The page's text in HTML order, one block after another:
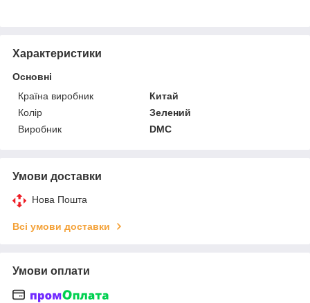
Характеристики
Основні
Країна виробник
Китай
Колір
Зелений
Виробник
DMC
Умови доставки
Нова Пошта
Всі умови доставки
Умови оплати